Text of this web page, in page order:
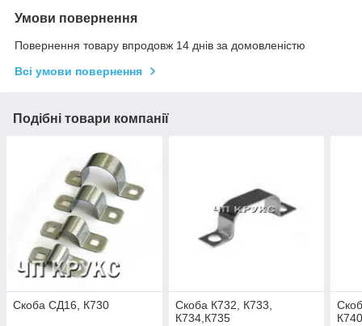
Умови повернення
Повернення товару впродовж 14 днів за домовленістю
Всі умови повернення
Подібні товари компанії
Скоба СД16, К730
Скоба К732, К733,
К734,К735